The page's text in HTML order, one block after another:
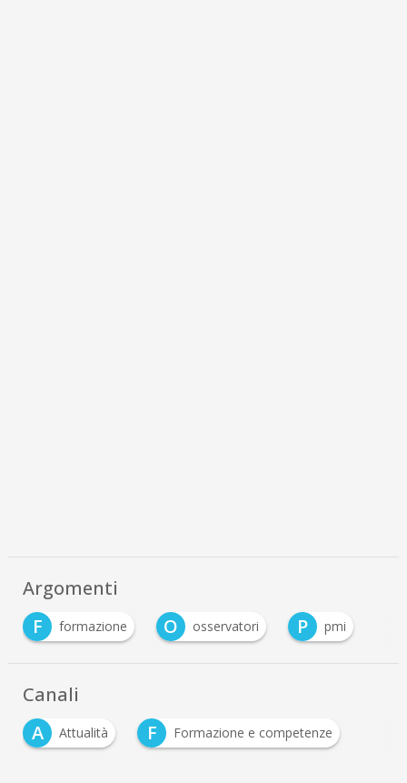
Argomenti
F
formazione O osservatori P pmi
Canali
A
Attualità F Formazione e competenze